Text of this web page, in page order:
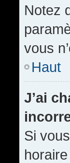
Notez
vous
Haut
J’ai
Si